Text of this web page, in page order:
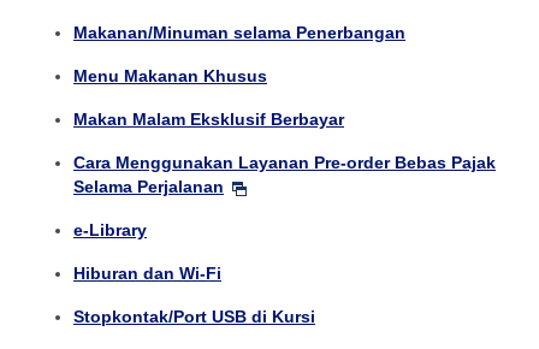
Makanan/Minuman selama Penerbangan
Menu Makanan Khusus
Makan Malam Eksklusif Berbayar
Cara Menggunakan Layanan Pre-order Bebas Pajak
Selama Perjalanan
e-Library
Hiburan dan Wi-Fi
Stopkontak/Port USB di Kursi